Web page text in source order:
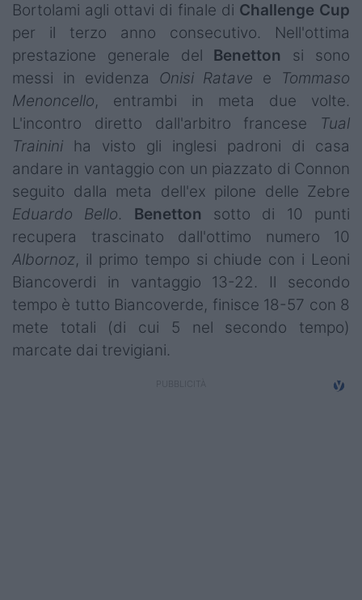
Mercato
Serie A Elite
Campionati
Serie A
Serie B
Serie C
Femminile
Giovanili
Coppa Italia
Minirugby
Bortolami agli ottavi di finale di Challenge Cup
per il terzo anno consecutivo. Nell'ottima
prestazione generale del Benetton
si sono
messi in evidenza Onisi Ratave e Tommaso
Menoncello, entrambi in meta due volte.
L'incontro diretto dall'arbitro francese Tual
Trainini ha visto gli inglesi padroni di casa
andare in vantaggio con un piazzato di Connon
seguito dalla meta dell'ex pilone delle Zebre
Eduardo Bello. Benetton sotto di 10 punti
recupera trascinato dall'ottimo numero 10
Albornoz, il primo tempo si chiude con i Leoni
Biancoverdi in vantaggio 13-22. Il secondo
tempo è tutto Biancoverde, finisce 18-57 con 8
mete totali (di cui 5 nel secondo tempo)
marcate dai trevigiani.